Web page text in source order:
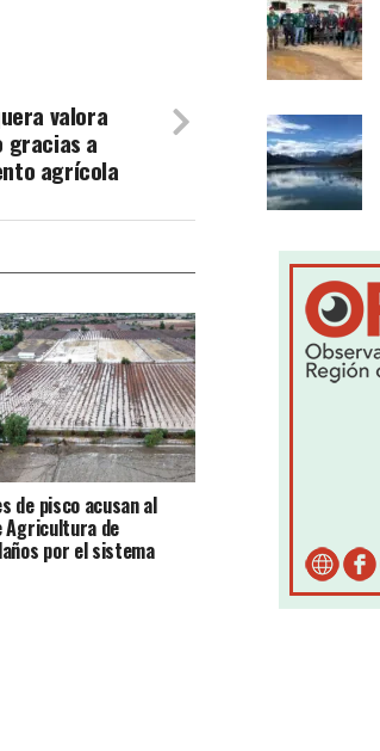
valora
gracias a
agrícola
de pisco acusan al
Agricultura de
por el sistema